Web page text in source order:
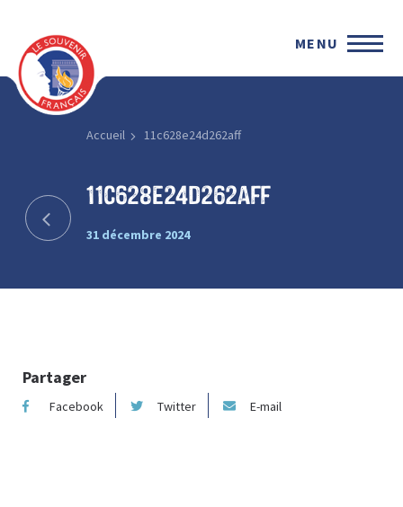
MENU
Accueil 11c628e24d262aff
11c628e24d262aff
31 décembre 2024
Partager
Facebook Twitter E-mail